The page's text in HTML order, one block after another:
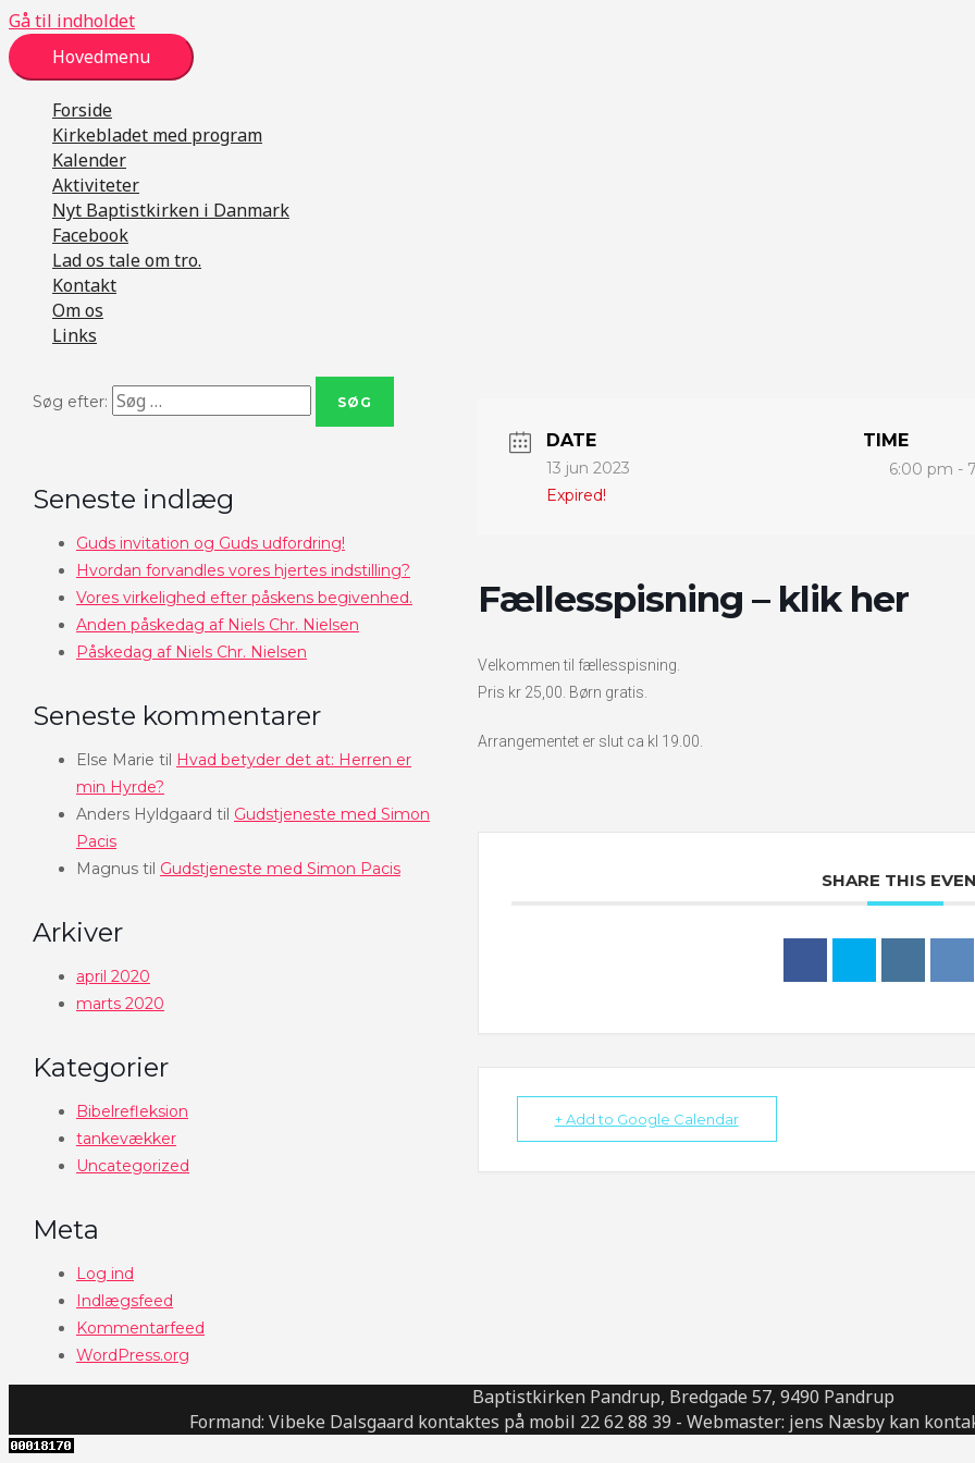
Gå til indholdet
Hovedmenu
Forside
Kirkebladet med program
Kalender
Aktiviteter
Nyt Baptistkirken i Danmark
Facebook
Lad os tale om tro.
Kontakt
Om os
Links
Søg efter:
Seneste indlæg
Guds invitation og Guds udfordring!
Hvordan forvandles vores hjertes indstilling?
Vores virkelighed efter påskens begivenhed.
Anden påskedag af Niels Chr. Nielsen
Påskedag af Niels Chr. Nielsen
Seneste kommentarer
Else Marie til Hvad betyder det at: Herren er
min Hyrde?
Anders Hyldgaard til Gudstjeneste med Simon
Pacis
Magnus til Gudstjeneste med Simon Pacis
Arkiver
april 2020
marts 2020
Kategorier
Bibelrefleksion
tankevækker
Uncategorized
Meta
Log ind
Indlægsfeed
Kommentarfeed
WordPress.org
DATE
13 jun 2023
Expired!
TIME
6:00 pm -
Fællesspisning – klik her
Velkommen til fællesspisning.
Pris kr 25,00. Børn gratis.
Arrangementet er slut ca kl 19.00.
SHARE THIS
+ Add to Google Calendar
Baptistkirken Pandrup, Bredgade 57, 9490 Pandrup
Formand: Vibeke Dalsgaard kontaktes på mobil 22 62 88 39 - Webmaster: jens Næsby kan